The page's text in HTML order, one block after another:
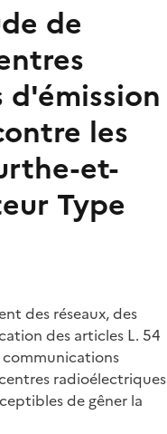
de
les
et-
Type
des réseaux, des
des articles L. 54
communications
radioélectriques
de gêner la